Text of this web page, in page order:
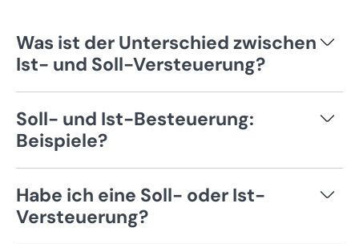
Was ist der Unterschied zwischen
Ist- und Soll-Versteuerung?
Umsatzsteuer mit der Rechnungsstellung fällig,
während sie bei der Ist-Versteuerung erst mit
Soll- und Ist-Besteuerung:
Beispiele?
zum 12.10 gezahlt, so ist die Umsatzsteuer bei
der Soll-Besteuerung bis zum 10. des
Habe ich eine Soll- oder Ist-
Versteuerung?